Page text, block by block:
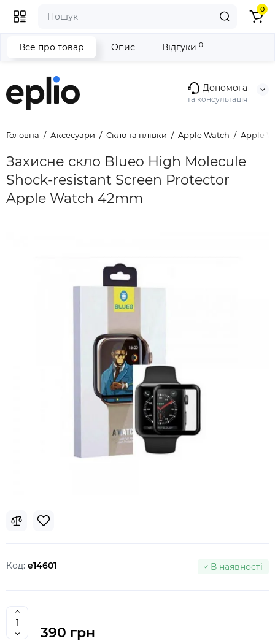
Допомога
та консультація
0
Головна Аксесуари Скло та плівки Apple Watch Apple
Захисне скло Blueo High Molecule
Shock-resistant Screen Protector
Apple Watch 42mm
Все про товар Опис Відгуки 0
Код: e14601 В наявності
390 грн